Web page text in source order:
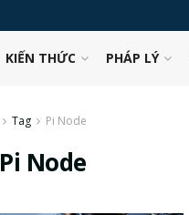
KIẾN THỨC PHÁP LÝ
Tag Pi Node
Pi Node